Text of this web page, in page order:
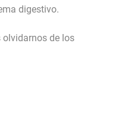
digestivo.
olvidarnos de los